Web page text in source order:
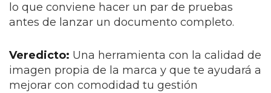
lo que conviene hacer un par de pruebas
antes de lanzar un documento completo.
Veredicto: Una herramienta con la calidad de
imagen propia de la marca y que te ayudará a
mejorar con comodidad tu gestión